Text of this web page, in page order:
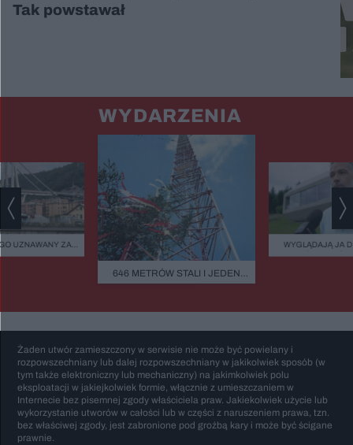
Tak powstawał
WYDARZENIA
UZNAWANY ZA
MOST
646 METRÓW STALI I JEDEN
BŁĄD - "POWALIŁA GO LUDZKA
WYGLĄDAJĄ JA
ZIELEŃ, KAMIEŃ.
Żaden utwór zamieszczony w serwisie nie może być powielany i
rozpowszechniany lub dalej rozpowszechniany w jakikolwiek sposób (w
tym także elektroniczny lub mechaniczny) na jakimkolwiek polu
eksploatacji w jakiejkolwiek formie, włącznie z umieszczaniem w
Internecie bez pisemnej zgody właściciela praw. Jakiekolwiek użycie lub
wykorzystanie utworów w całości lub w części z naruszeniem prawa, tzn.
bez właściwej zgody, jest zabronione pod groźbą kary i może być ścigane
prawnie.